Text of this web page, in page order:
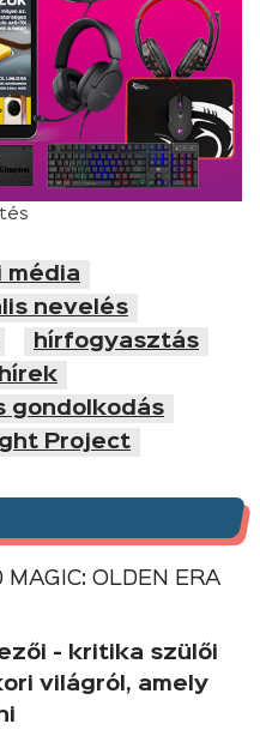
média
nevelés
hírfogyasztás
hírek
gondolkodás
Project
MAGIC: OLDEN ERA
- kritika szülői
világról, amely